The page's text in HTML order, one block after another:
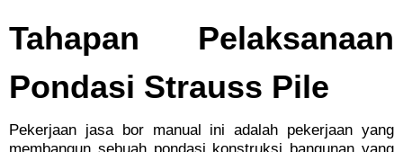
Tahapan Pelaksanaan
Pondasi Strauss Pile
Pekerjaan jasa bor manual ini adalah pekerjaan yang